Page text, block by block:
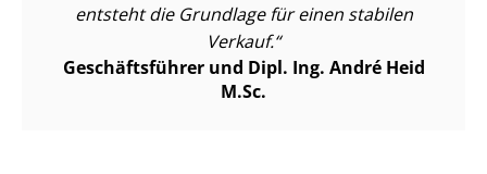
entsteht die Grundlage für einen stabilen
Verkauf.
Geschäftsführer und Dipl. Ing. André Heid
M.Sc.